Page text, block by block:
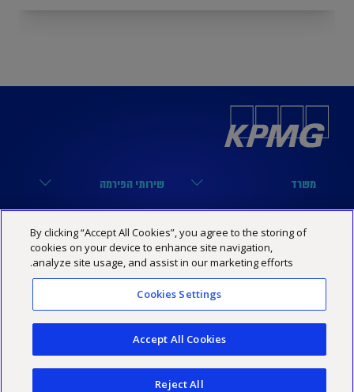
משרד
הארבעה 17, תל אביב
03-6848000
03-6848444
Israel@kpmg.com
שירותי הפירמה
מערך הביקורת
מערך המיסים
מערך היעוץ
נבחרת טכנולוגיה
הסיפור שלנו
קריירה
KPMG Technology Consulting
KPMG SOCIAL MEDIA
Facebook
Linkedin
מדיניות פרטיות הצהרת נגישות תנאי האתר
©2026 כל הזכויות שמורות ל -KPMG סומך חייקין, שותפות רשומה בישראל ופירמה חברה בארגון
By clicking “Accept All Cookies”, you agree to the storing of
cookies on your device to enhance site navigation,
analyze site usage, and assist in our marketing efforts.
Cookies Settings
Reject All
Accept All Cookies